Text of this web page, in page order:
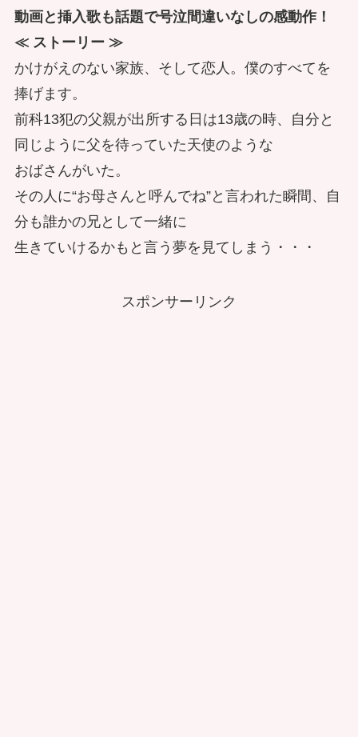
動画と挿入歌も話題で号泣間違いなしの感動作！
≪ ストーリー ≫
かけがえのない家族、そして恋人。僕のすべてを
捧げます。
前科13犯の父親が出所する日は13歳の時、自分と
同じように父を待っていた天使のような
おばさんがいた。
その人に“お母さんと呼んでね”と言われた瞬間、自
分も誰かの兄として一緒に
生きていけるかもと言う夢を見てしまう・・・
スポンサーリンク